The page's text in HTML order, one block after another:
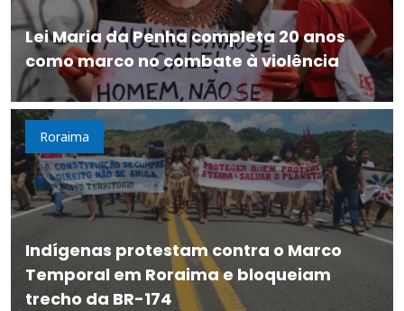
Lei Maria da Penha completa 20 anos
como marco no combate à violência
Roraima
Indígenas protestam contra o Marco
Temporal em Roraima e bloqueiam
trecho da BR-174